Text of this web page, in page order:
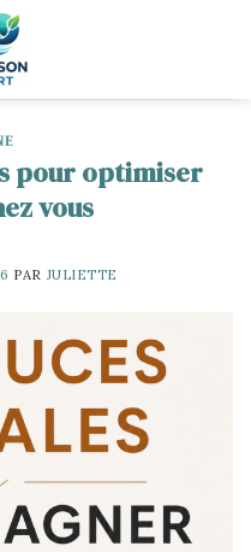
pour optimiser
vous
PAR JULIETTE